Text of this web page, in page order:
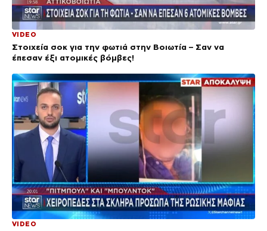
VIDEO
Στοιχεία σοκ για την φωτιά στην Βοιωτία – Σαν να
έπεσαν έξι ατομικές βόμβες!
VIDEO